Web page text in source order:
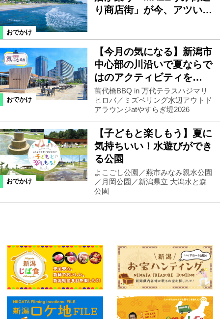
おでかけ
り商店街」が今、アツい…
おでかけ
【今月の気になる】新潟市
中心部の川沿いで夏ならで
はのアクティビティを…
萬代橋BBQ in 万代テラスハジマリ
ヒロバ／ミズベリング水辺アウトド
アラウンジatやすらぎ堤2026
おでかけ
【子どもと楽しもう】夏に
気持ちいい！水遊びができ
る公園
よこごし公園／燕市みなみ親水公園
／月岡公園／新潟県立 大潟水と森
公園